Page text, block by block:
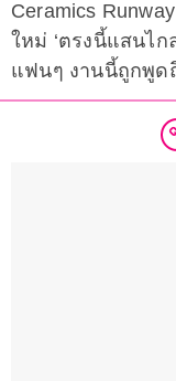
Ceramics
ใหม่ ‘ตรงนี้แสนไกล
แฟนๆ งานนี้ถูกพูด